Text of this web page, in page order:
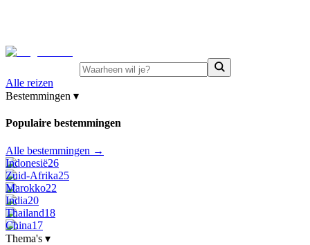
Alle reizen
Bestemmingen ▾
Populaire bestemmingen
Alle bestemmingen →
Indonesië26
Zuid-Afrika25
Marokko22
India20
Thailand18
China17
Thema's ▾